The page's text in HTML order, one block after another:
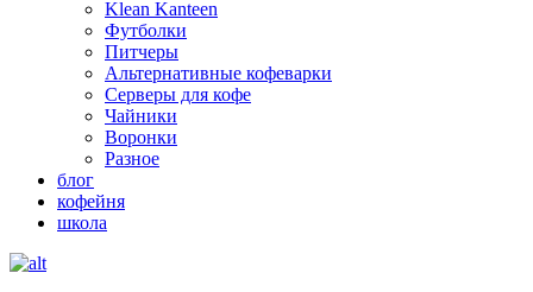
Klean Kanteen
Футболки
Питчеры
Альтернативные кофеварки
Серверы для кофе
Чайники
Воронки
Разное
блог
кофейня
школа